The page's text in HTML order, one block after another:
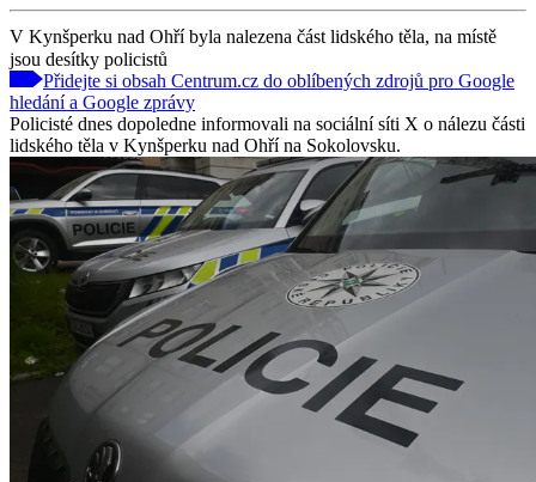
V Kynšperku nad Ohří byla nalezena část lidského těla, na místě
jsou desítky policistů
Přidejte si obsah Centrum.cz do oblíbených zdrojů pro Google
hledání a Google zprávy
Policisté dnes dopoledne informovali na sociální síti X o nálezu části
lidského těla v Kynšperku nad Ohří na Sokolovsku.